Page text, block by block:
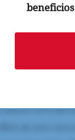
beneficios